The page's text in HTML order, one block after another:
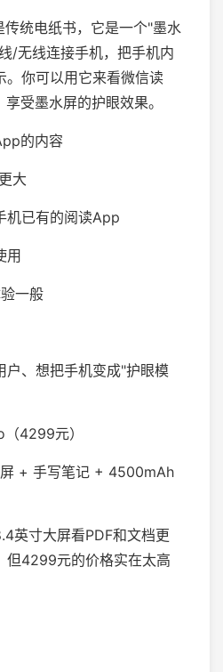
统电纸书，它是一个"墨水
无线连接手机，把手机内
。你可以用它来看微信读
受墨水屏的护眼效果。
的内容
大
机已有的阅读App
用
一般
户、想把手机变成"护眼模
4299元）
+ 手写笔记 + 4500mAh
英寸大屏看PDF和文档更
但4299元的价格实在太高